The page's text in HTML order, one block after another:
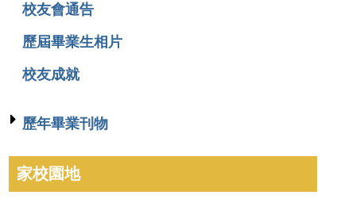
校友會通告
歷屆畢業生相片
校友成就
歷年畢業刊物
家校園地